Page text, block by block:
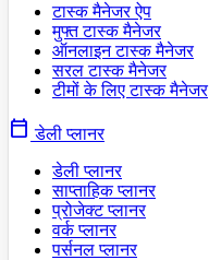
टास्क मैनेजर ऐप
मुफ्त टास्क मैनेजर
ऑनलाइन टास्क मैनेजर
सरल टास्क मैनेजर
टीमों के लिए टास्क मैनेजर
calendar_today डेली प्लानर
डेली प्लानर
साप्ताहिक प्लानर
प्रोजेक्ट प्लानर
वर्क प्लानर
पर्सनल प्लानर